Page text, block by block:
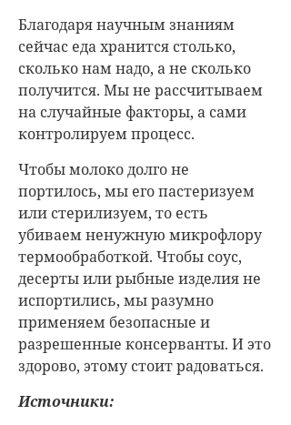
Благодаря научным знаниям
сейчас еда хранится столько,
сколько нам надо, а не сколько
получится. Мы не рассчитываем
на случайные факторы, а сами
контролируем процесс.
Чтобы молоко долго не
портилось, мы его пастеризуем
или стерилизуем, то есть
убиваем ненужную микрофлору
термообработкой. Чтобы соус,
десерты или рыбные изделия не
испортились, мы разумно
применяем безопасные и
разрешенные консерванты. И это
здорово, этому стоит радоваться.
Источники: